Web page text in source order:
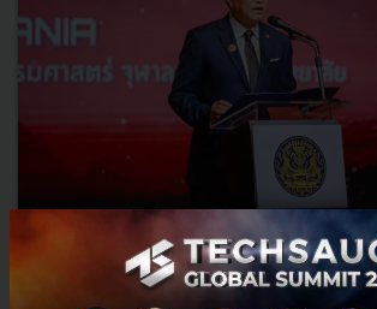
3 เรื่องที่ประเทศไทยต้อง Focus สร้างคน–น
ระบบราชการ เพื่อยกระดับขีดความสามารถประเ